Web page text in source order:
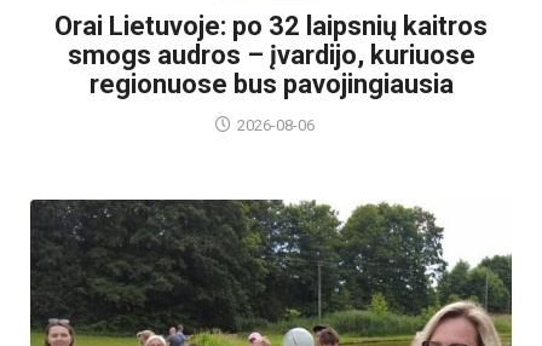
Orai Lietuvoje: po 32 laipsnių kaitros
smogs audros – įvardijo, kuriuose
regionuose bus pavojingiausia
2026-08-06